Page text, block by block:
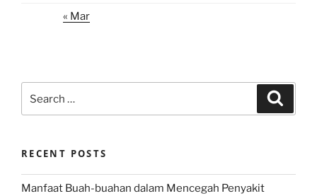
« Mar
for:
RECENT POSTS
Manfaat Buah-buahan dalam Mencegah Penyakit